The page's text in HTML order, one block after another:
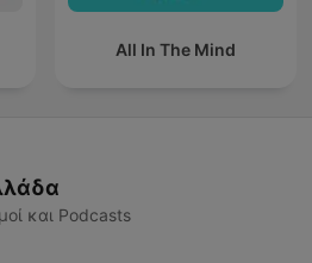
All In The Mind
και Podcasts